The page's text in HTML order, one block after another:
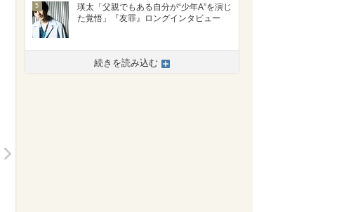
5
瑛太「父親でもある自分が“少年A”を演じ
た覚悟」『友罪』ロングインタビュー
続きを読み込む